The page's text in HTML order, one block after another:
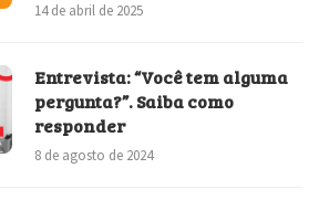
14 de abril de 2025
Entrevista: “Você tem alguma
pergunta?”. Saiba como
responder
8 de agosto de 2024